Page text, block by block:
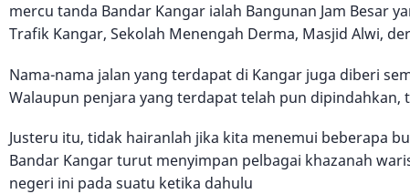
mercu tanda Bandar Kangar ialah Bangunan Jam Besar
Trafik Kangar, Sekolah Menengah Derma, Masjid Alwi,
Nama-nama jalan yang terdapat di Kangar juga diberi
Walaupun penjara yang terdapat telah pun
Justeru itu, tidak hairanlah jika kita menemui beberapa
Bandar Kangar turut menyimpan pelbagai khazanah
negeri ini pada suatu ketika dahulu